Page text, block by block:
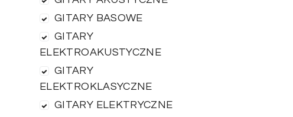
GITARY BASOWE
GITARY
ELEKTROAKUSTYCZNE
GITARY
ELEKTROKLASYCZNE
GITARY ELEKTRYCZNE